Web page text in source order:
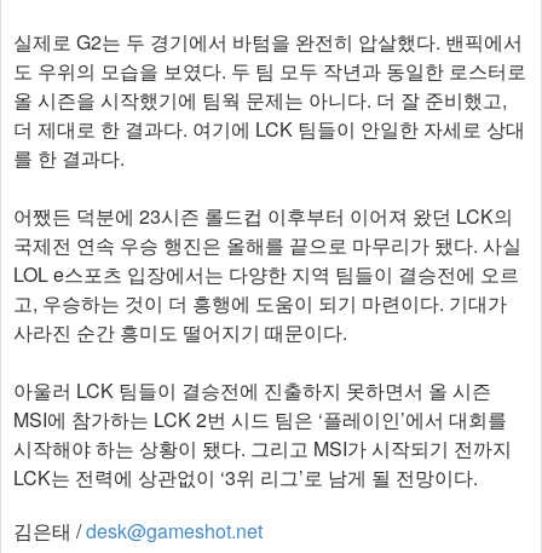
실제로 G2는 두 경기에서 바텀을 완전히 압살했다. 밴픽에서
도 우위의 모습을 보였다. 두 팀 모두 작년과 동일한 로스터로
올 시즌을 시작했기에 팀웍 문제는 아니다. 더 잘 준비했고,
더 제대로 한 결과다. 여기에 LCK 팀들이 안일한 자세로 상대
를 한 결과다.
어쨌든 덕분에 23시즌 롤드컵 이후부터 이어져 왔던 LCK의
국제전 연속 우승 행진은 올해를 끝으로 마무리가 됐다. 사실
LOL e스포츠 입장에서는 다양한 지역 팀들이 결승전에 오르
고, 우승하는 것이 더 흥행에 도움이 되기 마련이다. 기대가
사라진 순간 흥미도 떨어지기 때문이다.
아울러 LCK 팀들이 결승전에 진출하지 못하면서 올 시즌
MSI에 참가하는 LCK 2번 시드 팀은 ‘플레이인’에서 대회를
시작해야 하는 상황이 됐다. 그리고 MSI가 시작되기 전까지
LCK는 전력에 상관없이 ‘3위 리그’로 남게 될 전망이다.
김은태 /desk@gameshot.net